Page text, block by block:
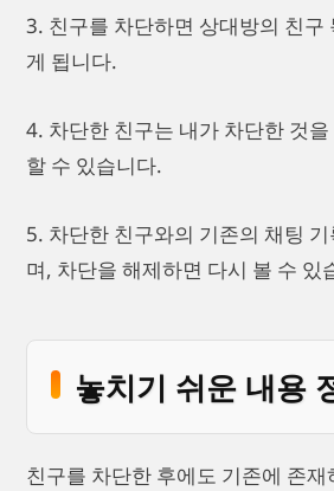
3. 친구를 차단하면 상대방의 친구
게 됩니다.
4. 차단한 친구는 내가 차단한 것
할 수 있습니다.
5. 차단한 친구와의 기존의 채팅
며, 차단을 해제하면 다시 볼 수 있
놓치기 쉬운 내용
친구를 차단한 후에도 기존에 존